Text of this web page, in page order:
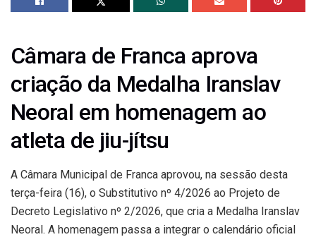
Câmara de Franca aprova
criação da Medalha Iranslav
Neoral em homenagem ao
atleta de jiu-jítsu
A Câmara Municipal de Franca aprovou, na sessão desta
terça-feira (16), o Substitutivo nº 4/2026 ao Projeto de
Decreto Legislativo nº 2/2026, que cria a Medalha Iranslav
Neoral. A homenagem passa a integrar o calendário oficial